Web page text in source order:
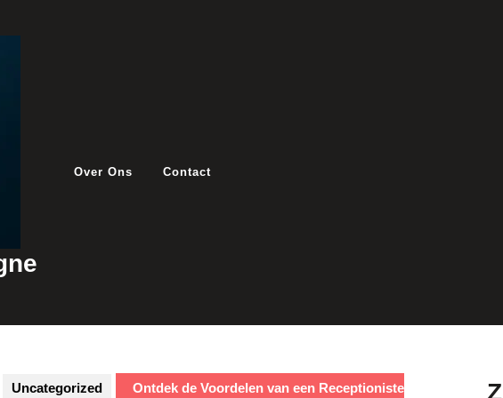
Over Ons Contact
Uncategorized Ontdek de Voordelen van een Receptioniste